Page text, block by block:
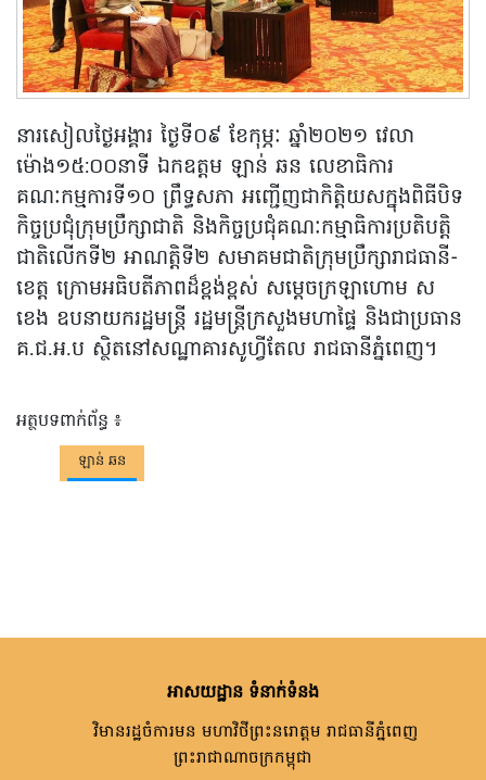
នារសៀលថ្ងៃអង្គារ ថ្ងៃទី០៩ ខែកុម្ភៈ ឆ្នាំ២០២១ វេលា
ម៉ោង១៥:០០នាទី ឯកឧត្តម ឡាន់ ឆន លេខាធិការ
គណៈកម្មការទី១០ ព្រឹទ្ធសភា អញ្ជើញជាកិត្តិយសក្នុងពិធីបិទ
កិច្ចប្រជុំក្រុមប្រឹក្សាជាតិ និងកិច្ចប្រជុំគណៈកម្មាធិការប្រតិបត្តិ
ជាតិលើកទី២ អាណត្តិទី២ សមាគមជាតិក្រុមប្រឹក្សារាជធានី-
ខេត្ត ក្រោមអធិបតីភាពដ៏ខ្ពង់ខ្ពស់ សម្តេចក្រឡាហោម ស
ខេង ឧបនាយករដ្ឋមន្ត្រី រដ្ឋមន្ត្រីក្រសួងមហាផ្ទៃ និងជាប្រធាន
គ.ជ.អ.ប ស្ថិតនៅសណ្ឋាគារសូហ្វីតែល រាជធានីភ្នំពេញ។
អត្ថបទពាក់ព័ន្ធ ៖
ឡាន់ ឆន
អាសយដ្ឋាន ទំនាក់ទំនង
វិមានរដ្ឋចំការមន មហាវិថីព្រះនរោត្តម រាជធានីភ្នំពេញ
ព្រះរាជាណាចក្រកម្ពុជា